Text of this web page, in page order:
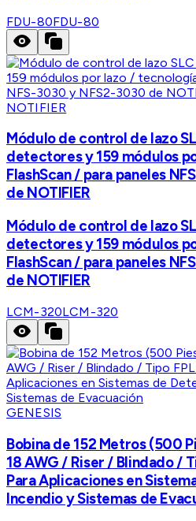
FDU-80FDU-80
NOTIFIER
Módulo de control de lazo
detectores y 159 módulos
FlashScan / para paneles
de NOTIFIER
Módulo de control de lazo
detectores y 159 módulos
FlashScan / para paneles
de NOTIFIER
LCM-320LCM-320
GENESIS
Bobina de 152 Metros (500
18 AWG / Riser / Blindado /
Para Aplicaciones en
Incendio y Sistemas de